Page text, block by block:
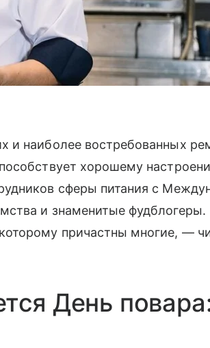
и наиболее востребованных
хорошему
сферы питания с
и знаменитые фудблогеры.
причастны многие, —
День